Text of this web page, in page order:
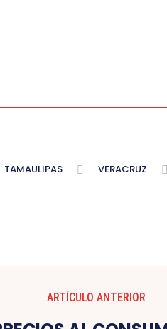
TAMAULIPAS VERACRUZ
ARTÍCULO ANTERIOR